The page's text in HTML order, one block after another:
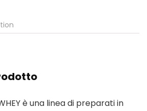
è una linea di preparati in